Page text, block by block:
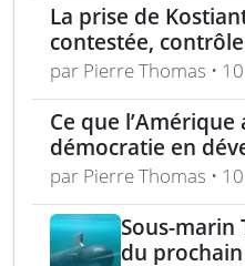
La prise de
contestée,
selon Londres
par Pierre Thomas •
Ce que
démocratie en
technologie furtive
par Pierre Thomas •
Sous-marin
du